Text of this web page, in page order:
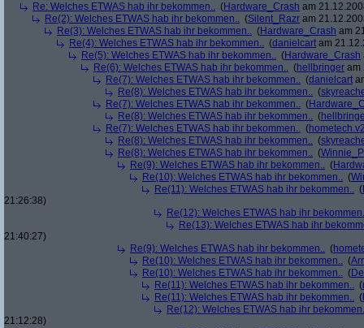
Re: Welches ETWAS hab ihr bekommen.. (Hardware_Crash am
Re(2): Welches ETWAS hab ihr bekommen.. (Silent_Razr am
Re(3): Welches ETWAS hab ihr bekommen.. (Hardware_Crash am
Re(4): Welches ETWAS hab ihr bekommen.. (danielcart am
Re(5): Welches ETWAS hab ihr bekommen.. (Hardware_Crash
Re(6): Welches ETWAS hab ihr bekommen.. (hellbringer am
Re(7): Welches ETWAS hab ihr bekommen.. (danielcart
Re(8): Welches ETWAS hab ihr bekommen.. (
Re(7): Welches ETWAS hab ihr bekommen.. (
Re(8): Welches ETWAS hab ihr bekommen.. (
Re(7): Welches ETWAS hab ihr bekommen.. (
Re(8): Welches ETWAS hab ihr bekommen.. (
Re(8): Welches ETWAS hab ihr bekommen.. (
Re(9): Welches ETWAS hab ihr bekommen.. (
Re(10): Welches ETWAS hab ihr bekommen.. (
Re(11): Welches ETWAS hab ihr bekommen.. (
21:26:38)
Re(12): Welches ETWAS hab ihr
Re(13): Welches ETWAS hab ihr
21:40:27)
Re(9): Welches ETWAS hab ihr bekommen.. (
Re(10): Welches ETWAS hab ihr bekommen.. (
Re(10): Welches ETWAS hab ihr bekommen.. (
Re(11): Welches ETWAS hab ihr bekommen.. (
Re(11): Welches ETWAS hab ihr bekommen.. (
Re(12): Welches ETWAS hab ihr
21:12:28)